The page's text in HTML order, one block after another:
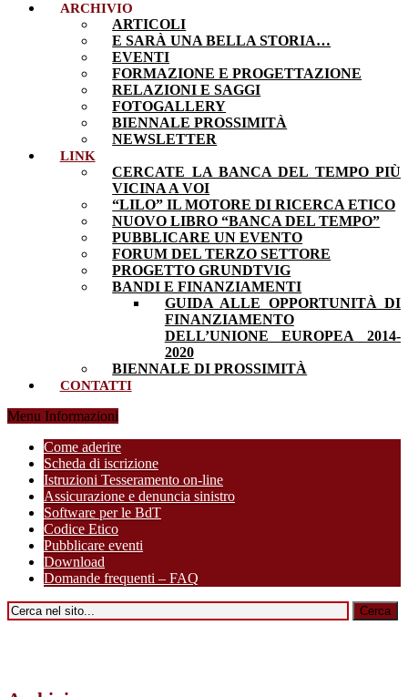
ARCHIVIO
ARTICOLI
E SARÀ UNA BELLA STORIA…
EVENTI
FORMAZIONE E PROGETTAZIONE
RELAZIONI E SAGGI
FOTOGALLERY
BIENNALE PROSSIMITÀ
NEWSLETTER
LINK
CERCATE LA BANCA DEL TEMPO PIÙ
VICINA A VOI
“LILO” IL MOTORE DI RICERCA ETICO
NUOVO LIBRO “BANCA DEL TEMPO”
PUBBLICARE UN EVENTO
FORUM DEL TERZO SETTORE
PROGETTO GRUNDTVIG
BANDI E FINANZIAMENTI
GUIDA ALLE OPPORTUNITÀ DI
FINANZIAMENTO
DELL’UNIONE EUROPEA 2014-
2020
BIENNALE DI PROSSIMITÀ
CONTATTI
Menu Informazioni
Come aderire
Scheda di iscrizione
Istruzioni Tesseramento on-line
Assicurazione e denuncia sinistro
Software per le BdT
Codice Etico
Pubblicare eventi
Download
Domande frequenti – FAQ